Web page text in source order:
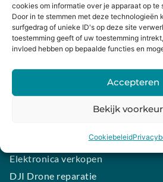
cookies om informatie over je apparaat op te
Door in te stemmen met deze technologieën
surfgedrag of unieke ID's op deze site
toestemming geeft of uw toestemming
invloed hebben op bepaalde functies en
Accepteren
Bekijk
Cookiebeleid
Mijn winkelwagen
HANDIGE LINKS
Levering en retourneren
Garantie
Contact
Samsung smartphone laten maken
Elektronica verkopen
DJI Drone reparatie